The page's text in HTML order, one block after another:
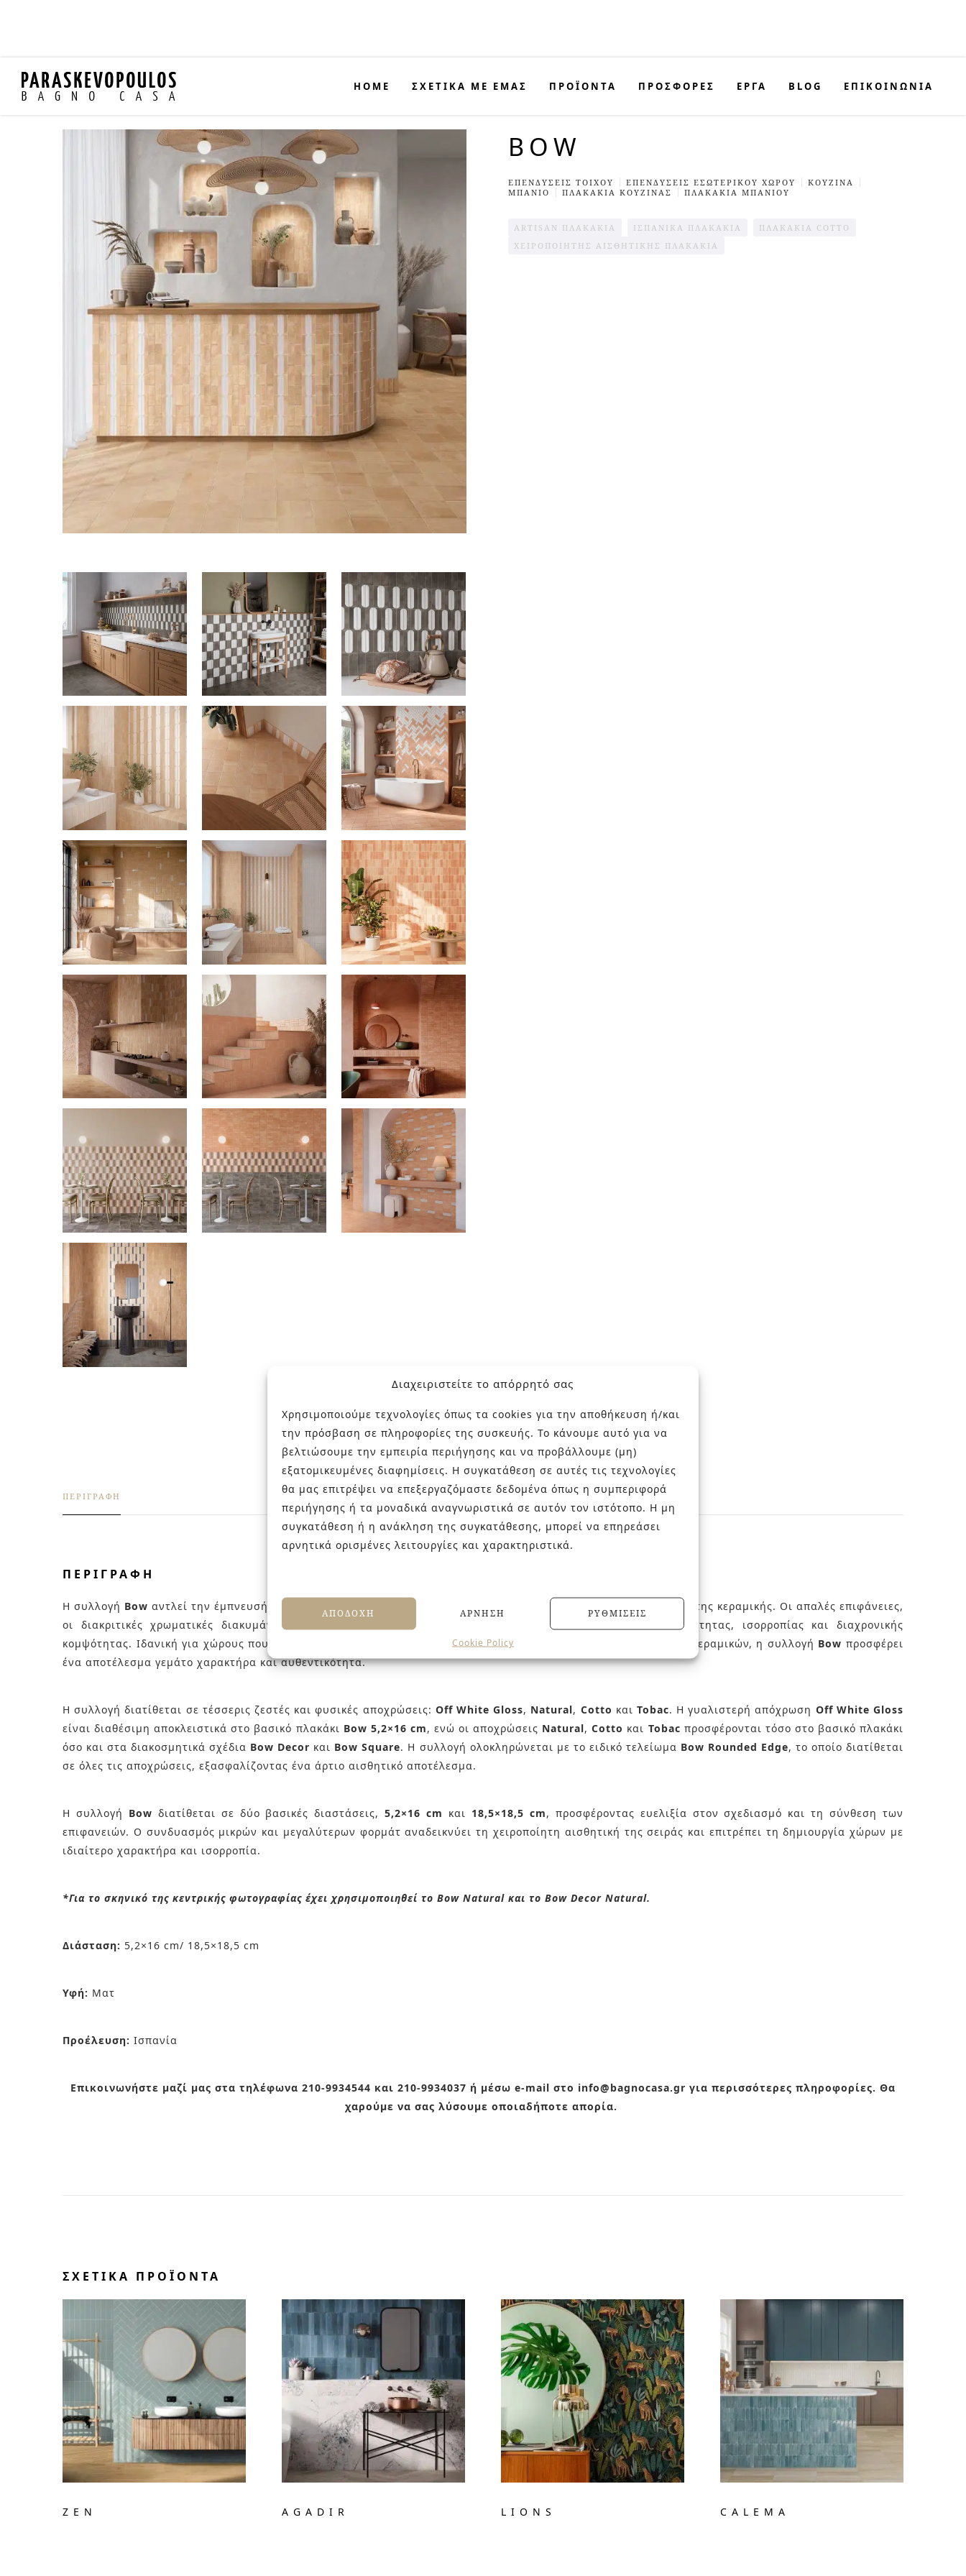
Διαχειριστείτε το απόρρητό σας
Χρησιμοποιούμε τεχνολογίες όπως τα cookies για την αποθήκευση ή/και
την πρόσβαση σε πληροφορίες της συσκευής. Το κάνουμε αυτό για να
βελτιώσουμε την εμπειρία περιήγησης και να προβάλλουμε (μη)
εξατομικευμένες διαφημίσεις. Η συγκατάθεση σε αυτές τις τεχνολογίες
θα μας επιτρέψει να επεξεργαζόμαστε δεδομένα όπως η συμπεριφορά
περιήγησης ή τα μοναδικά αναγνωριστικά σε αυτόν τον ιστότοπο. Η μη
συγκατάθεση ή η ανάκληση της συγκατάθεσης, μπορεί να επηρεάσει
αρνητικά ορισμένες λειτουργίες και χαρακτηριστικά.
ΑΠΟΔΟΧΉ ΆΡΝΗΣΗ ΡΥΘΜΊΣΕΙΣ
Cookie Policy
HOME ΣΧΕΤΙΚΑ ΜΕ ΕΜΑΣ ΠΡΟΪΟΝΤΑ ΠΡΟΣΦΟΡΈΣ ΕΡΓΑ BLOG ΕΠΙΚΟΙΝΩΝΊΑ
BOW
ΕΠΕΝΔΥΣΕΙΣ TΟΙΧΟΥ ΕΠΕΝΔΥΣΕΙΣ ΕΣΩΤΕΡΙΚΟΎ ΧΩΡΟΥ
ΚΟΥΖΊΝΑ
ΜΠΆΝΙΟ
ΠΛΑΚΆΚΙΑ ΚΟΥΖΊΝΑΣ ΠΛΑΚΑΚΙΑ ΜΠΑΝΙΟΥ
ARTISAN ΠΛΑΚΆΚΙΑ ΙΣΠΑΝΙΚΑ ΠΛΑΚΑΚΙΑ
ΠΛΑΚΆΚΙΑ COTTO
ΧΕΙΡΟΠΟΊΗΤΗΣ ΑΙΣΘΗΤΙΚΉΣ ΠΛΑΚΆΚΙΑ
ΠΕΡΙΓΡΑΦΉ
ΠΕΡΙΓΡΑΦΉ
Η συλλογή Bow αντλεί την έμπνευσή της από τη φυσική ομορφιά του πηλού και την αυθεντικότητα της χειροποίητης κεραμικής. Οι απαλές επιφάνειες,
οι διακριτικές χρωματικές διακυμάνσεις και η ζεστή παλέτα αποχρώσεων δημιουργούν μια αίσθηση οικειότητας, ισορροπίας και διαχρονικής
κομψότητας. Ιδανική για χώρους που επιδιώκουν να συνδυάσουν τη σύγχρονη αισθητική με τη φυσική υφή των κεραμικών, η συλλογή Bow προσφέρει
ένα αποτέλεσμα γεμάτο χαρακτήρα και αυθεντικότητα.
Η συλλογή διατίθεται σε τέσσερις ζεστές και φυσικές αποχρώσεις: Off White Gloss, Natural, Cotto και Tobac. Η γυαλιστερή απόχρωση Off White Gloss
είναι διαθέσιμη αποκλειστικά στο βασικό πλακάκι Bow 5,2×16 cm, ενώ οι αποχρώσεις Natural,Cotto και Tobac προσφέρονται τόσο στο βασικό πλακάκι
όσο και στα διακοσμητικά σχέδια Bow Decor και Bow Square. Η συλλογή ολοκληρώνεται με το ειδικό τελείωμα Bow Rounded Edge, το οποίο διατίθεται
σε όλες τις αποχρώσεις, εξασφαλίζοντας ένα άρτιο αισθητικό αποτέλεσμα.
Η συλλογή Bow διατίθεται σε δύο βασικές διαστάσεις,5,2×16 cm και 18,5×18,5 cm, προσφέροντας ευελιξία στον σχεδιασμό και τη σύνθεση των
επιφανειών. Ο συνδυασμός μικρών και μεγαλύτερων φορμάτ αναδεικνύει τη χειροποίητη αισθητική της σειράς και επιτρέπει τη δημιουργία χώρων με
ιδιαίτερο χαρακτήρα και ισορροπία.
*Για το σκηνικό της κεντρικής φωτογραφίας έχει χρησιμοποιηθεί το Bow Natural και το Bow Decor Natural.
Διάσταση: 5,2×16 cm/ 18,5×18,5 cm
Υφή: Ματ
Προέλευση: Ισπανία
Επικοινωνήστε μαζί μας στα τηλέφωνα 210-9934544 και 210-9934037 ή μέσω e-mail στο info@bagnocasa.gr για περισσότερες πληροφορίες. Θα
χαρούμε να σας λύσουμε οποιαδήποτε απορία.
ΣΧΕΤΙΚΆ ΠΡΟΪΌΝΤΑ
ZEN AGADIR LIONS CALEMA